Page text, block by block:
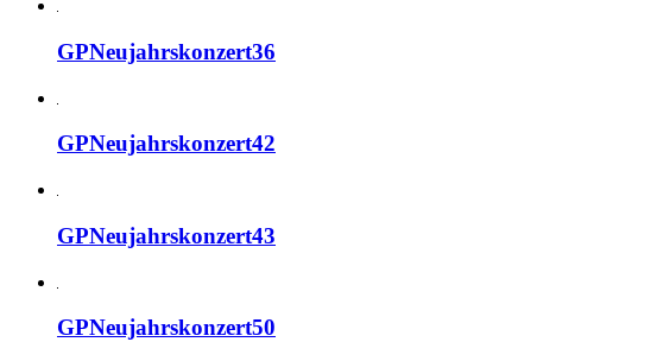
GPNeujahrskonzert36
GPNeujahrskonzert42
GPNeujahrskonzert43
GPNeujahrskonzert50